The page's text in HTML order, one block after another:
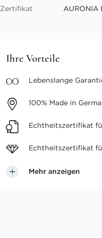
Zertifikat
Ihre Vorteile
Lebenslange
100% Made in
Echtheitszertifikat
Echtheitszertifikat
Mehr anzeigen